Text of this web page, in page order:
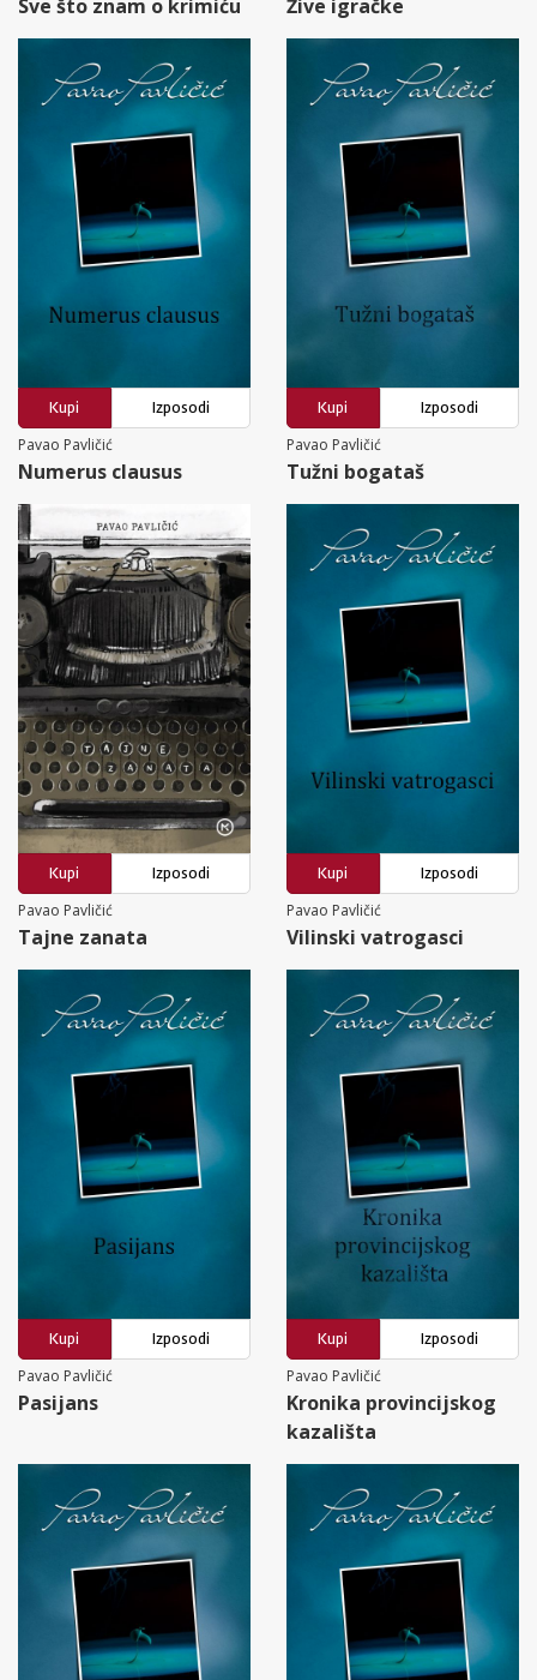
Sve što znam o krimiću Žive igračke
Kupi
Izposodi
Pavao Pavličić
Numerus clausus
Kupi
Izposodi
Pavao Pavličić
Tužni bogataš
Kupi
Izposodi
Pavao Pavličić
Tajne zanata
Kupi
Izposodi
Pavao Pavličić
Vilinski vatrogasci
Kupi
Izposodi
Pavao Pavličić
Pasijans
Kupi
Izposodi
Pavao Pavličić
Kronika provincijskog
kazališta